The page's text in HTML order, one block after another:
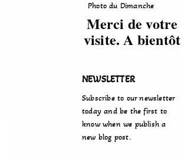
Photo du Dimanche
Merci de votre
visite. A bientôt
NEWSLETTER
Subscribe to our newsletter
today and be the first to
know when we publish a
new blog post.